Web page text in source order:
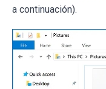
a continuación).